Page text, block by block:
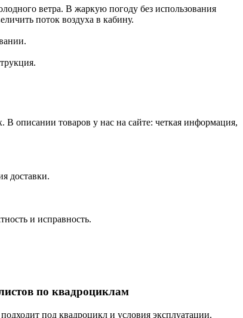
ветра. В жаркую погоду без использования
поток воздуха в кабину.
описании товаров у нас на сайте: четкая информация,
доставки.
и исправность.
по квадроциклам
под квадроцикл и условия эксплуатации.